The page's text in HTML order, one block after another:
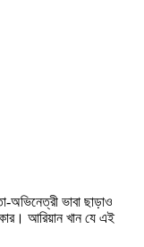
অভিনেত্রী ভাবা ছাড়াও
আরিয়ান খান যে এই